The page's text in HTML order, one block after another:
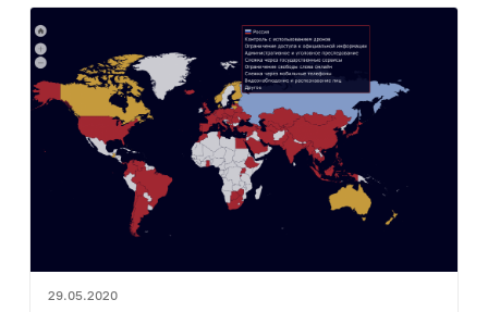
29.05.2020